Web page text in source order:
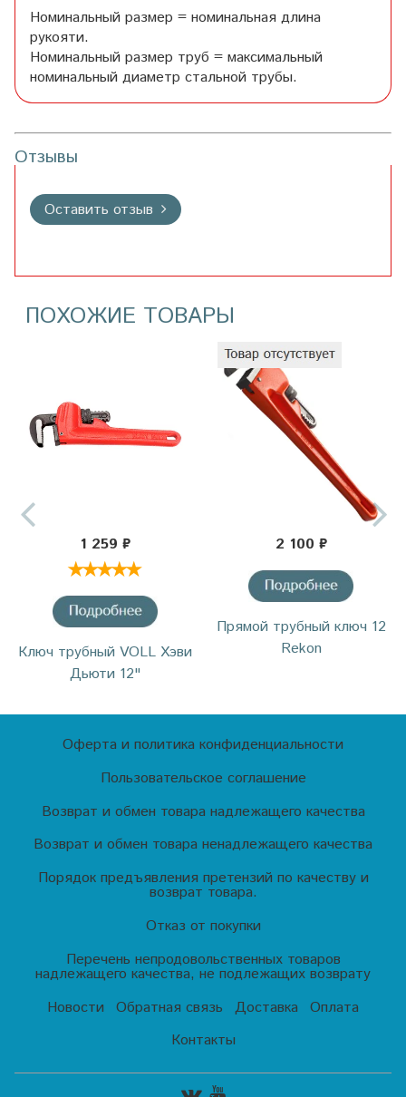
Номинальный размер = номинальная длина
рукояти.
Номинальный размер труб = максимальный
номинальный диаметр стальной трубы.
Отзывы
Оставить отзыв
ПОХОЖИЕ ТОВАРЫ
1 259 ₽
Ключ трубный VOLL Хэви
Дьюти 12"
2 100 ₽
Прямой трубный ключ 12
Rekon
Оферта и политика конфиденциальности
Пользовательское соглашение
Возврат и обмен товара надлежащего качества
Возврат и обмен товара ненадлежащего качества
Порядок предъявления претензий по качеству и
возврат товара.
Отказ от покупки
Перечень непродовольственных товаров
надлежащего качества, не подлежащих возврату
Новости
Обратная связь Доставка
Оплата
Контакты